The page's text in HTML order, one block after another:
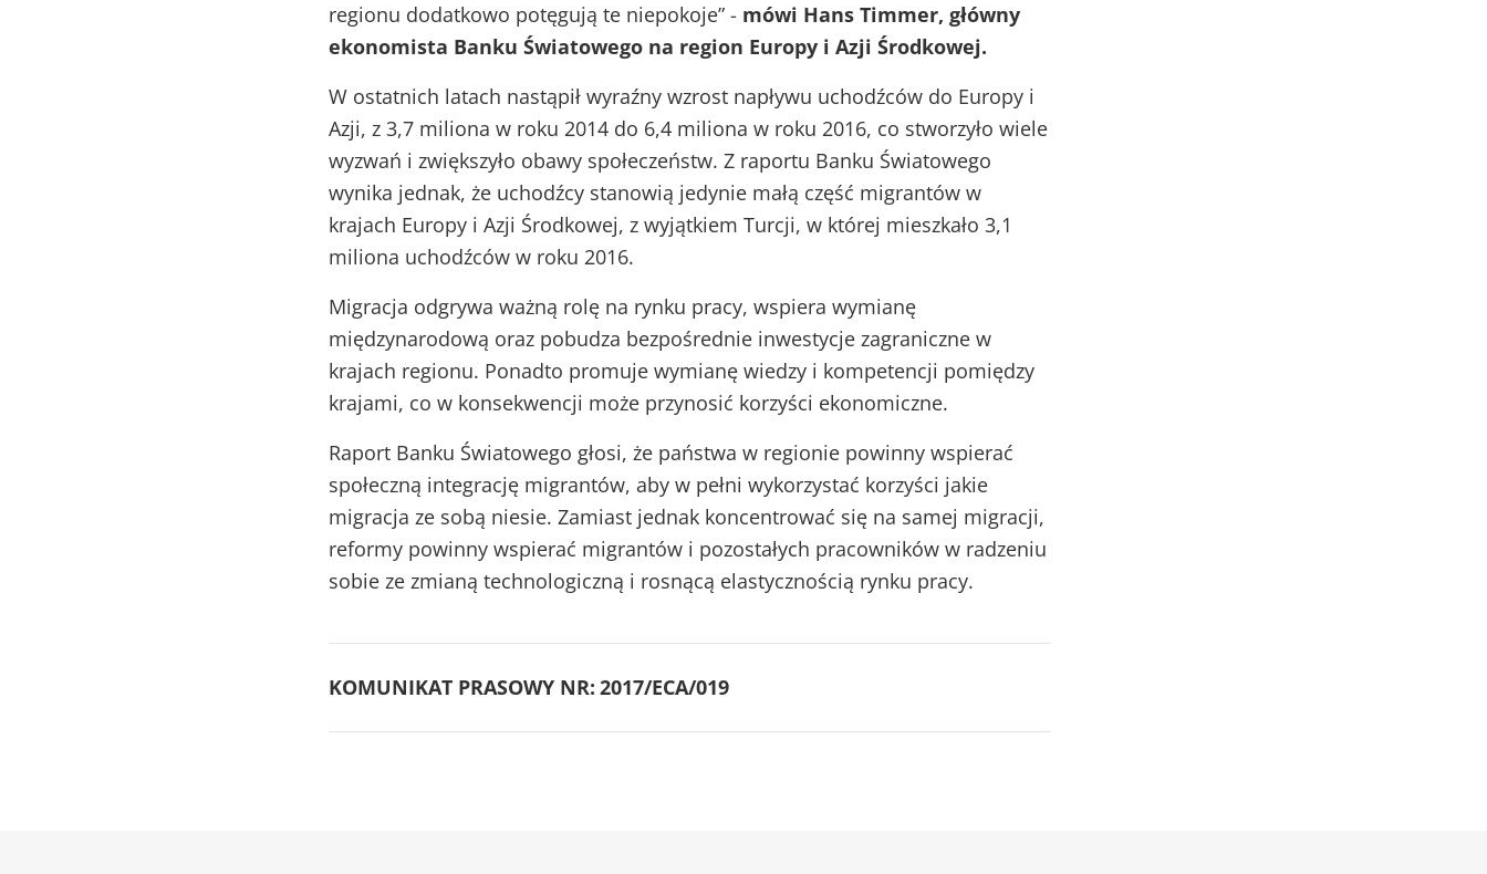
regionu dodatkowo potęgują te niepokoje” - mówi Hans Timmer, główny
ekonomista Banku Światowego na region Europy i Azji Środkowej.
W ostatnich latach nastąpił wyraźny wzrost napływu uchodźców do Europy i
Azji, z 3,7 miliona w roku 2014 do 6,4 miliona w roku 2016, co stworzyło wiele
wyzwań i zwiększyło obawy społeczeństw. Z raportu Banku Światowego
wynika jednak, że uchodźcy stanowią jedynie małą część migrantów w
krajach Europy i Azji Środkowej, z wyjątkiem Turcji, w której mieszkało 3,1
miliona uchodźców w roku 2016.
Migracja odgrywa ważną rolę na rynku pracy, wspiera wymianę
międzynarodową oraz pobudza bezpośrednie inwestycje zagraniczne w
krajach regionu. Ponadto promuje wymianę wiedzy i kompetencji pomiędzy
krajami, co w konsekwencji może przynosić korzyści ekonomiczne.
Raport Banku Światowego głosi, że państwa w regionie powinny wspierać
społeczną integrację migrantów, aby w pełni wykorzystać korzyści jakie
migracja ze sobą niesie. Zamiast jednak koncentrować się na samej migracji,
reformy powinny wspierać migrantów i pozostałych pracowników w radzeniu
sobie ze zmianą technologiczną i rosnącą elastycznością rynku pracy.
KOMUNIKAT PRASOWY NR: 2017/ECA/019